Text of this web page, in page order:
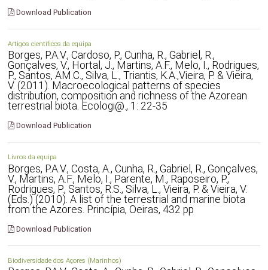
Download Publication
Artigos científicos da equipa
Borges, P.A.V., Cardoso, P., Cunha, R., Gabriel, R.,
Gonçalves, V., Hortal, J., Martins, A.F., Melo, I., Rodrigues,
P., Santos, AM.C., Silva, L., Triantis, K.A.,Vieira, P. & Vieira,
V. (2011). Macroecological patterns of species
distribution, composition and richness of the Azorean
terrestrial biota. Ecologi@., 1: 22-35
Download Publication
Livros da equipa
Borges, P.A.V., Costa, A., Cunha, R., Gabriel, R., Gonçalves,
V., Martins, A.F., Melo, I., Parente, M., Raposeiro, P.,
Rodrigues, P., Santos, R.S., Silva, L., Vieira, P. & Vieira, V.
(Eds.) (2010). A list of the terrestrial and marine biota
from the Azores. Princípia, Oeiras, 432 pp
Download Publication
Biodiversidade dos Açores (Marinhos)